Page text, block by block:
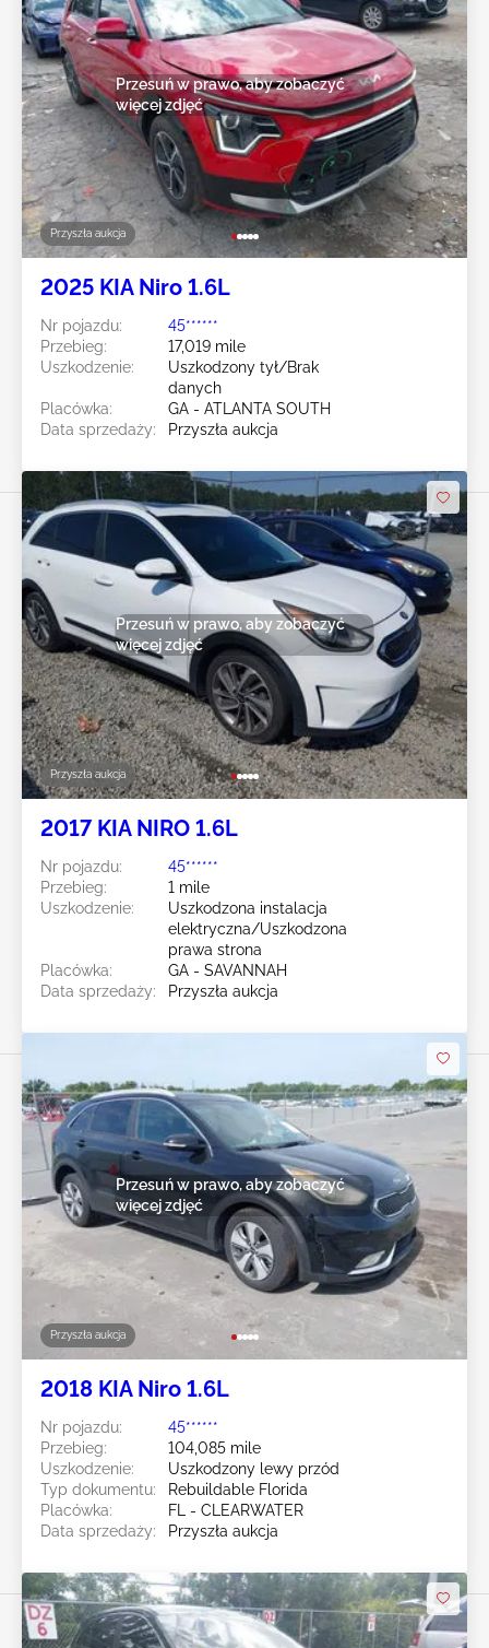
Przyszła aukcja
Przesuń w prawo, aby zobaczyć
więcej zdjęć
2025 KIA Niro 1.6L
Nr pojazdu:
45******
Przebieg:
17,019 mile
Uszkodzenie:
Uszkodzony tył/Brak
danych
Placówka:
GA - ATLANTA SOUTH
Data sprzedaży:
Przyszła aukcja
Przyszła aukcja
Przesuń w prawo, aby zobaczyć
więcej zdjęć
2017 KIA NIRO 1.6L
Nr pojazdu:
45******
Przebieg:
1 mile
Uszkodzenie:
Uszkodzona instalacja
elektryczna/Uszkodzona
prawa strona
Placówka:
GA - SAVANNAH
Data sprzedaży:
Przyszła aukcja
Przyszła aukcja
Przesuń w prawo, aby zobaczyć
więcej zdjęć
2018 KIA Niro 1.6L
Nr pojazdu:
45******
Przebieg:
104,085 mile
Uszkodzenie:
Uszkodzony lewy przód
Typ dokumentu:
Rebuildable Florida
Placówka:
FL - CLEARWATER
Data sprzedaży:
Przyszła aukcja